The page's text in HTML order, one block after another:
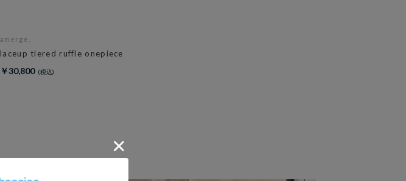
amerge.
laceup tiered ruffle onepiece
￥30,800